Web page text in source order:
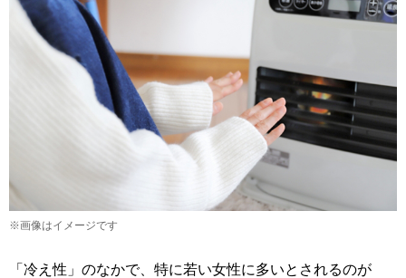
※画像はイメージです
「冷え性」のなかで、特に若い女性に多いとされるのが